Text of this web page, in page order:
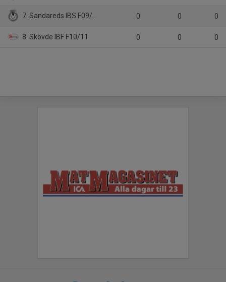
7. Sandareds IBS F09/10 0 0 0
8. Skövde IBF F10/11 0 0 0